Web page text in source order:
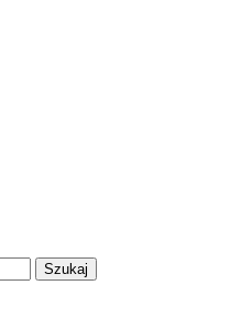
Szukaj